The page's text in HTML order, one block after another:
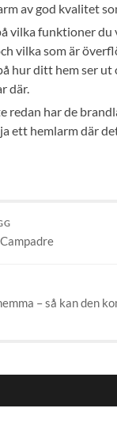
av god kvalitet
vilka funktioner du
vilka som är
hur ditt hem ser ut
där.
redan har de
ett hemlarm där
– så kan den